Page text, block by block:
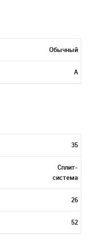
Обычный
A
35
Сплит-
система
26
52